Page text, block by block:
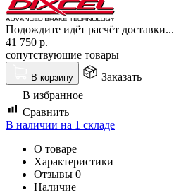
Подождите идёт расчёт доставки...
41 750 р.
сопутствующие товары
В корзину
Заказать
В избранное
Сравнить
В наличии на 1 складе
О товаре
Характеристики
Отзывы 0
Наличие